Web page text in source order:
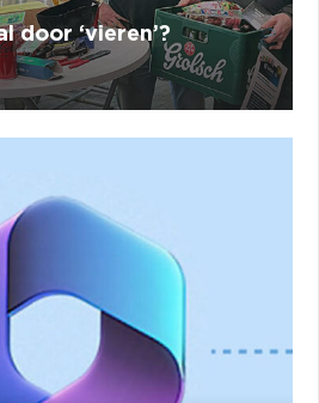
door ‘vieren’?